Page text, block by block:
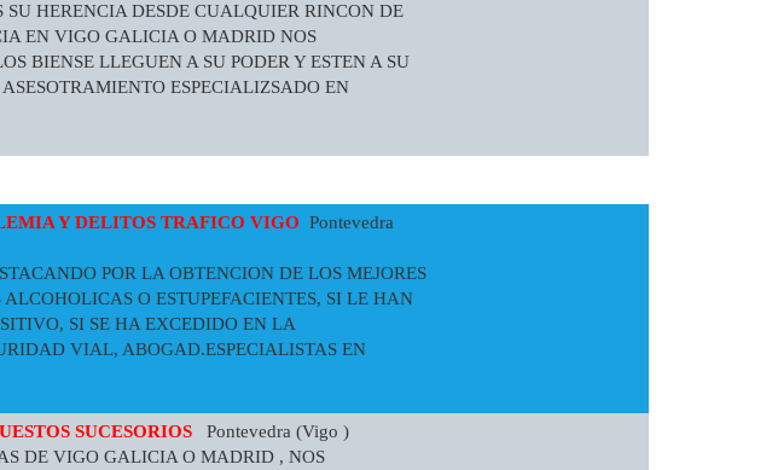
HERENCIA DESDE CUALQUIER RINCON DE
EN VIGO GALICIA O MADRID NOS
BIENSE LLEGUEN A SU PODER Y ESTEN A SU
ESPECIALIZSADO EN
Y DELITOS TRAFICO VIGO Pontevedra
POR LA OBTENCION DE LOS MEJORES
O ESTUPEFACIENTES, SI LE HAN
SI SE HA EXCEDIDO EN LA
VIAL, ABOGAD.ESPECIALISTAS EN
SUCESORIOS
Pontevedra (Vigo )
DE VIGO GALICIA O MADRID , NOS